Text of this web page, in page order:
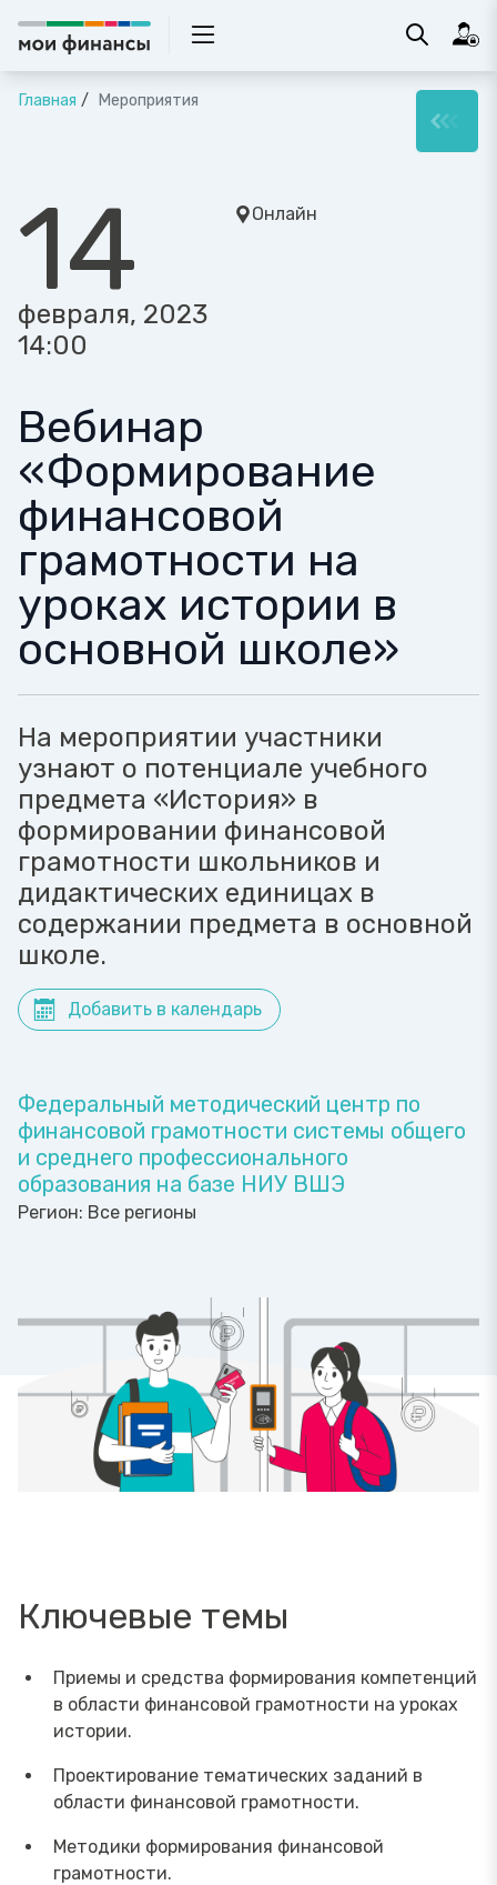
Главная Мероприятия
14
февраля, 2023
14:00
Онлайн
Вебинар
«Формирование
финансовой
грамотности на
уроках истории в
основной школе»
На мероприятии участники
узнают о потенциале учебного
предмета «История» в
формировании финансовой
грамотности школьников и
дидактических единицах в
содержании предмета в основной
школе.
Добавить в календарь
Федеральный методический центр по
финансовой грамотности системы общего
и среднего профессионального
образования на базе НИУ ВШЭ
Регион: Все регионы
Ключевые темы
Приемы и средства формирования компетенций
в области финансовой грамотности на уроках
истории.
Проектирование тематических заданий в
области финансовой грамотности.
Методики формирования финансовой
грамотности.